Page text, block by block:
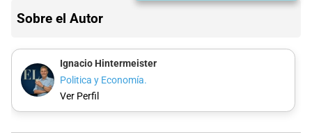
Sobre el Autor
Ignacio Hintermeister
Politica y Economía.
Ver Perfil